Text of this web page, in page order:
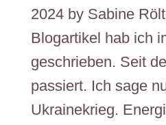
2024 by Sabine
Blogartikel hab ich
geschrieben. Seit
passiert. Ich sage
Ukrainekrieg.